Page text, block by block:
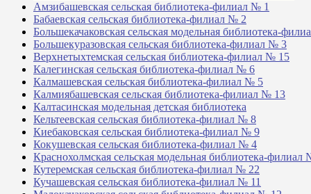
Амзибашевская сельская библиотека-филиал № 1
Бабаевская сельская библиотека-филиал № 2
Большекачаковская сельская модельная библиотека-
Большекуразовская сельская библиотека-филиал № 3
Верхнетыхтемская сельская библиотека-филиал № 15
Калегинская сельская библиотека-филиал № 6
Калмашевская сельская библиотека-филиал № 5
Калмиябашевская сельская библиотека-филиал № 13
Калтасинская модельная детская библиотека
Кельтеевская сельская библиотека-филиал № 8
Киебаковская сельская библиотека-филиал № 9
Кокушевская сельская библиотека-филиал № 4
Краснохолмская сельская модельная библиотека-филиал
Кутеремская сельская библиотека-филиал № 22
Кучашевская сельская библиотека-филиал № 11